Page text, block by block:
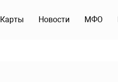
Карты Новости МФО